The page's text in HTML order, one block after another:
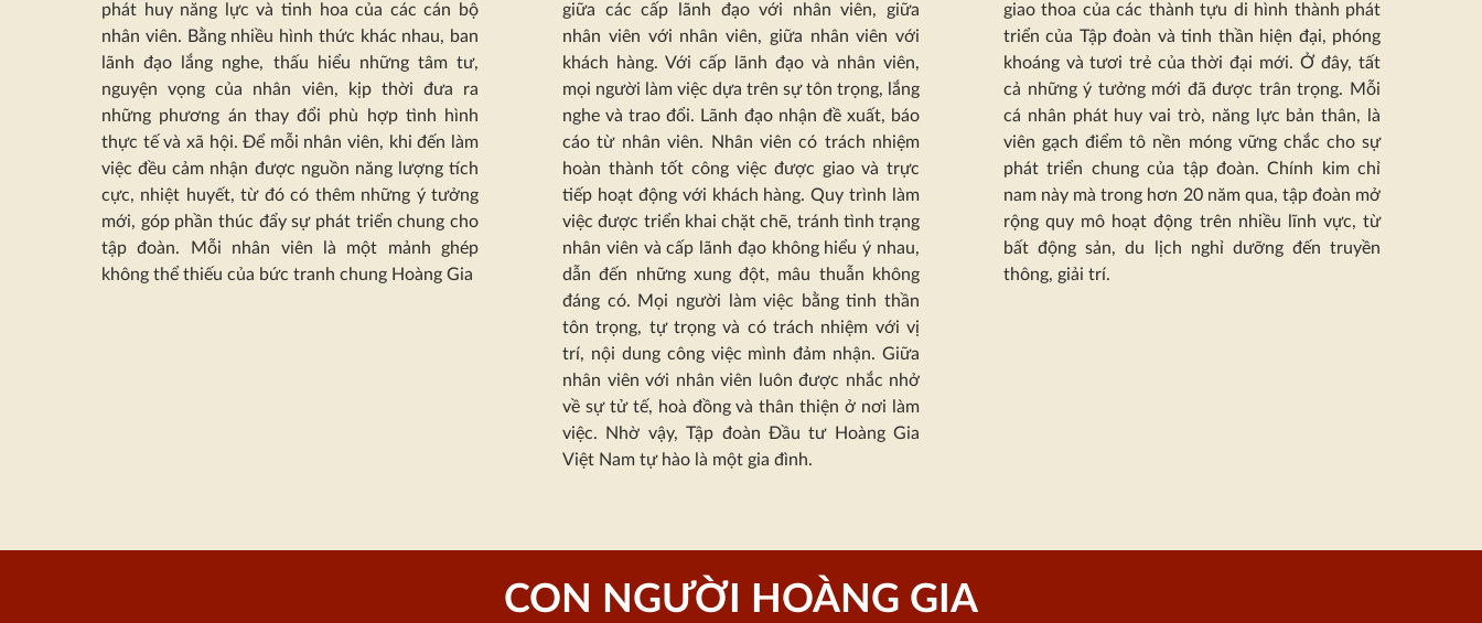
phát huy năng lực và tinh hoa của các cán bộ
nhân viên. Bằng nhiều hình thức khác nhau, ban
lãnh đạo lắng nghe, thấu hiểu những tâm tư,
nguyện vọng của nhân viên, kịp thời đưa ra
những phương án thay đổi phù hợp tình hình
thực tế và xã hội. Để mỗi nhân viên, khi đến làm
việc đều cảm nhận được nguồn năng lượng tích
cực, nhiệt huyết, từ đó có thêm những ý tưởng
mới, góp phần thúc đẩy sự phát triển chung cho
tập đoàn. Mỗi nhân viên là một mảnh ghép
không thể thiếu của bức tranh chung Hoàng Gia
giữa các cấp lãnh đạo với nhân viên, giữa
nhân viên với nhân viên, giữa nhân viên với
khách hàng. Với cấp lãnh đạo và nhân viên,
mọi người làm việc dựa trên sự tôn trọng, lắng
nghe và trao đổi. Lãnh đạo nhận đề xuất, báo
cáo từ nhân viên. Nhân viên có trách nhiệm
hoàn thành tốt công việc được giao và trực
tiếp hoạt động với khách hàng. Quy trình làm
việc được triển khai chặt chẽ, tránh tình trạng
nhân viên và cấp lãnh đạo không hiểu ý nhau,
dẫn đến những xung đột, mâu thuẫn không
đáng có. Mọi người làm việc bằng tinh thần
tôn trọng, tự trọng và có trách nhiệm với vị
trí, nội dung công việc mình đảm nhận. Giữa
nhân viên với nhân viên luôn được nhắc nhở
về sự tử tế, hoà đồng và thân thiện ở nơi làm
việc. Nhờ vậy, Tập đoàn Đầu tư Hoàng Gia
Việt Nam tự hào là một gia đình.
giao thoa của các thành tựu di hình thành phát
triển của Tập đoàn và tinh thần hiện đại, phóng
khoáng và tươi trẻ của thời đại mới. Ở đây, tất
cả những ý tưởng mới đã được trân trọng. Mỗi
cá nhân phát huy vai trò, năng lực bản thân, là
viên gạch điểm tô nền móng vững chắc cho sự
phát triển chung của tập đoàn. Chính kim chỉ
nam này mà trong hơn 20 năm qua, tập đoàn mở
rộng quy mô hoạt động trên nhiều lĩnh vực, từ
bất động sản, du lịch nghỉ dưỡng đến truyền
thông, giải trí.
CON NGƯỜI HOÀNG GIA